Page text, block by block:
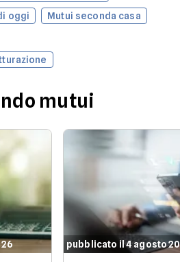
oggi
Mutui seconda casa
mutui
pubblicato il 4 agosto